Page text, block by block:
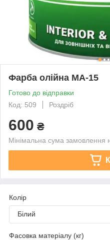
Фарба олійна МА-15
Готово до відправки
Код: 509
Роздріб
600 ₴
Мінімальна сума замовлення
Колір
Білий
Фасовка матеріалу (кг)